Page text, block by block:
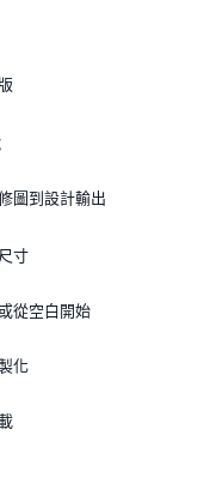
圖到設計輸出
寸
從空白開始
化